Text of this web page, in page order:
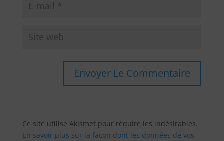
Ce site utilise Akismet pour réduire les indésirables.
En savoir plus sur la façon dont les données de vos